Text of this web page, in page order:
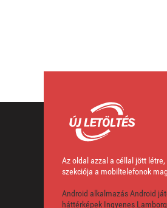
Az oldal azzal a céllal jött
szekciója a mobiltelefonok
Android alkalmazásAndroid
háttérképek Ingyenes